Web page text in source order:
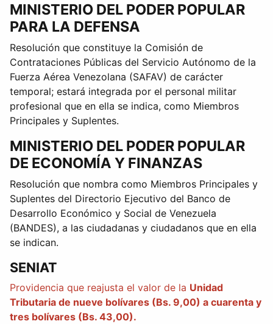
MINISTERIO DEL PODER POPULAR
PARA LA DEFENSA
Resolución que constituye la Comisión de
Contrataciones Públicas del Servicio Autónomo de la
Fuerza Aérea Venezolana (SAFAV) de carácter
temporal; estará integrada por el personal militar
profesional que en ella se indica, como Miembros
Principales y Suplentes.
MINISTERIO DEL PODER POPULAR
DE ECONOMÍA Y FINANZAS
Resolución que nombra como Miembros Principales y
Suplentes del Directorio Ejecutivo del Banco de
Desarrollo Económico y Social de Venezuela
(BANDES), a las ciudadanas y ciudadanos que en ella
se indican.
SENIAT
Providencia que reajusta el valor de la Unidad
Tributaria de nueve bolívares (Bs. 9,00) a cuarenta y
tres bolívares (Bs. 43,00).